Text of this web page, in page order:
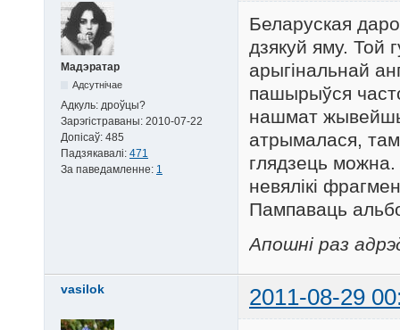
Мадэратар
Адсутнічае
Адкуль: дроўцы?
Зарэгістраваны: 2010-07-22
Допісаў: 485
Падзякавалі: 471
За паведамленне: 1
Беларуская
дзякуй яму. Той
арыгінальнай
пашырыўся
нашмат
атрымалася,
глядзець
невялікі
Пампаваць
Апошні раз
vasilok 2011-08-29